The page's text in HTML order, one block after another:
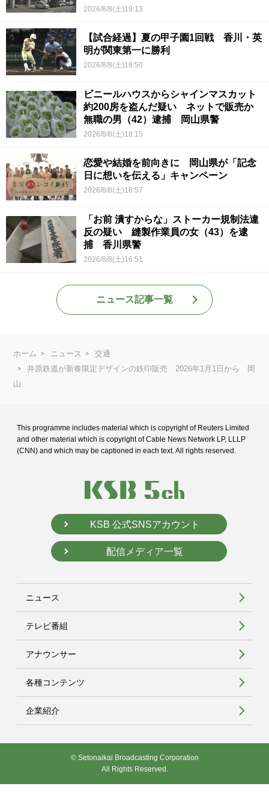
2026/8/8(土)19:13
【試合経過】夏の甲子園1回戦 香川・英
明が関東第一に勝利
2026/8/8(土)18:50
ビニールハウスからシャインマスカット
約200房を盗んだ疑い ネットで販売か
無職の男（42）逮捕 岡山県警
2026/8/8(土)18:15
恋愛や結婚を前向きに 岡山県が「記念
日に想いを伝える」キャンペーン
2026/8/8(土)16:57
「お前 潰すからな」ストーカー規制法違
反の疑い 縫製作業員の女（43）を逮
捕 香川県警
2026/8/8(土)16:51
ニュース記事一覧
ホーム ニュース
交通
井原鉄道が新春限定デザインの鉄印販売 2026年1月1日から 岡
山
This programme includes material which is copyright of Reuters Limited
and other material which is copyright of Cable News Network LP, LLLP
(CNN) and which may be captioned in each text. All rights reserved.
KSB 公式SNSアカウント
配信メディア一覧
ニュース
テレビ番組
アナウンサー
各種コンテンツ
企業紹介
© Setonaikai Broadcasting Corporation
All Rights Reserved.